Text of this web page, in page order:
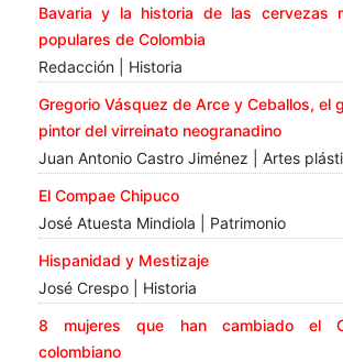
Bavaria y la historia de las cervezas
populares de Colombia
Redacción | Historia
Gregorio Vásquez de Arce y Ceballos, el
pintor del virreinato neogranadino
Juan Antonio Castro Jiménez | Artes
El Compae Chipuco
José Atuesta Mindiola | Patrimonio
Hispanidad y Mestizaje
José Crespo | Historia
8 mujeres que han cambiado el
colombiano